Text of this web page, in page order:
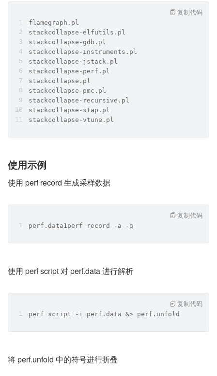
flamegraph.pl
stackcollapse-elfutils.pl
stackcollapse-gdb.pl
stackcollapse-instruments.pl
stackcollapse-jstack.pl
stackcollapse-perf.pl
stackcollapse.pl
stackcollapse-pmc.pl
stackcollapse-recursive.pl
stackcollapse-stap.pl
stackcollapse-vtune.pl
复制代码
使用示例
使用 perf record 生成采样数据
perf.data1perf record -a -g
复制代码
使用 perf script 对 perf.data 进行解析
perf script -i perf.data &> perf.unfold
复制代码
将 perf.unfold 中的符号进行折叠